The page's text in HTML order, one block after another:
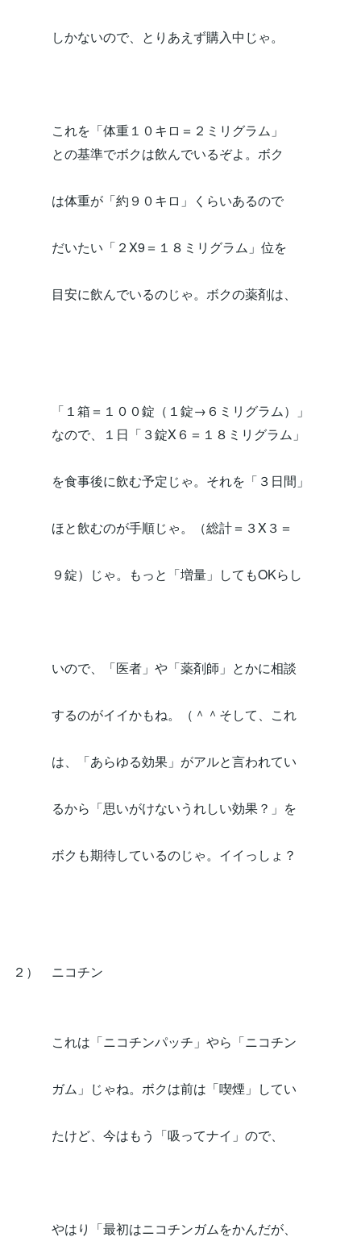
しかないので、とりあえず購入中じゃ。
これを「体重１０キロ＝２ミリグラム」
との基準でボクは飲んでいるぞよ。ボク
は体重が「約９０キロ」くらいあるので
だいたい「２X9＝１８ミリグラム」位を
目安に飲んでいるのじゃ。ボクの薬剤は、
「１箱＝１００錠（１錠→６ミリグラム）」
なので、１日「３錠X６＝１８ミリグラム」
を食事後に飲む予定じゃ。それを「３日間」
ほと飲むのが手順じゃ。（総計＝３X３＝
９錠）じゃ。もっと「増量」してもOKらし
いので、「医者」や「薬剤師」とかに相談
するのがイイかもね。（＾＾そして、これ
は、「あらゆる効果」がアルと言われてい
るから「思いがけないうれしい効果？」を
ボクも期待しているのじゃ。イイっしょ？
２） ニコチン
これは「ニコチンパッチ」やら「ニコチン
ガム」じゃね。ボクは前は「喫煙」してい
たけど、今はもう「吸ってナイ」ので、
やはり「最初はニコチンガムをかんだが、